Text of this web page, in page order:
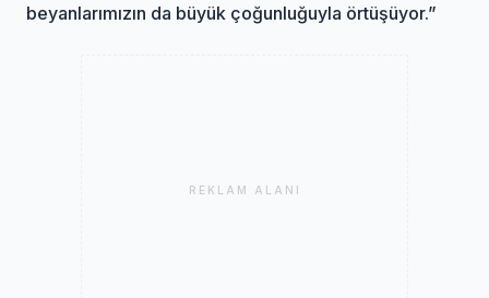
beyanlarımızın da büyük çoğunluğuyla örtüşüyor.”
REKLAM ALANI